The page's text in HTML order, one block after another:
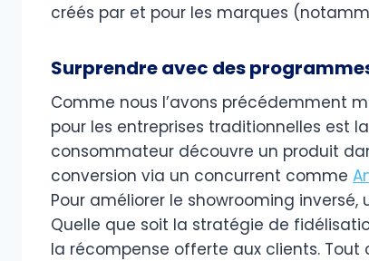
créés par et pour les marques
Surprendre avec des
Comme nous l’avons précédemment
pour les entreprises traditionnelles est
consommateur découvre un produit
conversion via un concurrent comme
Pour améliorer le showrooming
Quelle que soit la stratégie de
la récompense offerte aux clients.